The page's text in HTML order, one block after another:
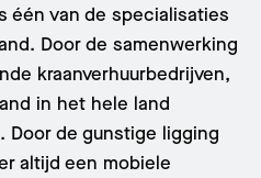
één van de specialisaties
Door de samenwerking
kraanverhuurbedrijven,
in het hele land
Door de gunstige ligging
altijd een mobiele